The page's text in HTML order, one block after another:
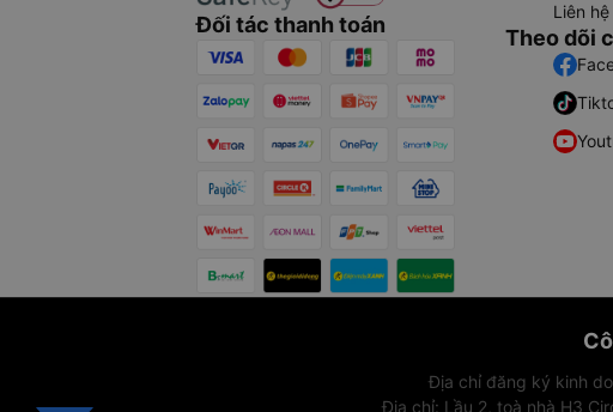
Đối tác thanh toán
Liên hệ
Theo dõi
Địa chỉ đăng ký kinh
Địa chỉ: Lầu 2, toà nhà H3